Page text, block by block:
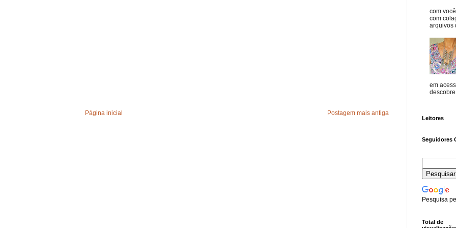
Postagem mais antiga
Página inicial
com
com
arquivos
em
Leitores
Seguidores
Pesquisa
Total de